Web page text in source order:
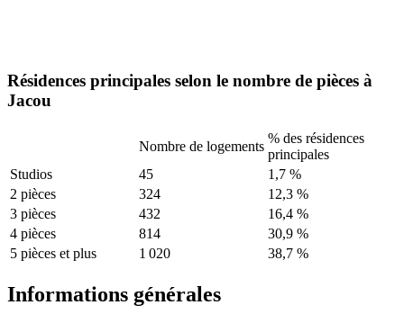
Résidences principales selon le nombre de pièces à
Jacou
Nombre de logements
% des résidences
principales
Studios
45
1,7 %
2 pièces
324
12,3 %
3 pièces
432
16,4 %
4 pièces
814
30,9 %
5 pièces et plus
1 020 38,7 %
Informations générales